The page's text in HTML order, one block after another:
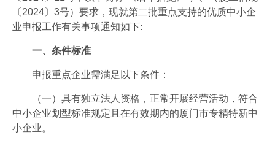
协会月刊
星空电子（中国）官方网站
〔2024〕3号）要求，现就第二批重点支持的优质中小企
业申报工作有关事项通知如下:
一、条件标准
申报重点企业需满足以下条件：
（一）具有独立法人资格，正常开展经营活动，符合
中小企业划型标准规定且在有效期内的厦门市专精特新中
小企业。